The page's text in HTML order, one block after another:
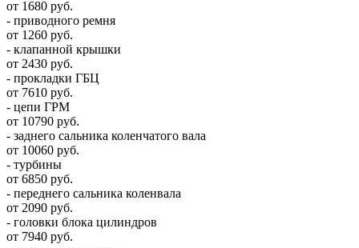
от 1680 руб.
- приводного ремня
от 1260 руб.
- клапанной крышки
от 2430 руб.
- прокладки ГБЦ
от 7610 руб.
- цепи ГРМ
от 10790 руб.
- заднего сальника коленчатого вала
от 10060 руб.
- турбины
от 6850 руб.
- переднего сальника коленвала
от 2090 руб.
- головки блока цилиндров
от 7940 руб.